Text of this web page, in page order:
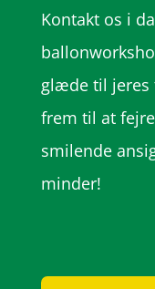
Kontakt os i
glæde til jeres
frem til at
smilende
minder!